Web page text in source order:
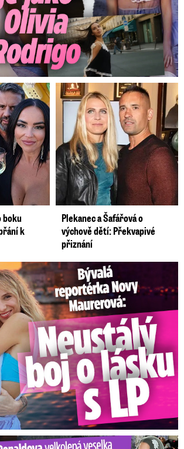
boku
k
Plekanec a Šafářová o
výchově dětí: Překvapivé
přiznání
Maurerová: Neustálý boj o lásku s ...